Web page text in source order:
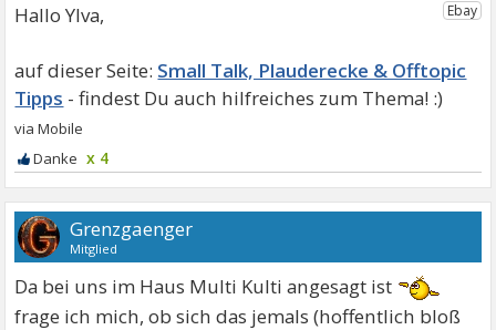
Hallo Ylva,
Small Talk, Plauderecke & Offtopic
Tipps
x 4
Grenzgaenger
Mitglied
Da bei uns im Haus Multi Kulti angesagt ist
frage ich mich, ob sich das jemals (hoffentlich bloß